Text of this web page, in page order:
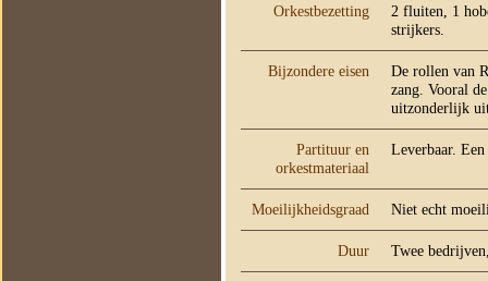
Orkestbezetting
2 fluiten, 1
strijkers.
Bijzondere eisen
De rollen van
zang. Vooral
uitzonderlijk
Partituur en
orkestmateriaal
Leverbaar.
Moeilijkheidsgraad Niet echt
Duur Twee